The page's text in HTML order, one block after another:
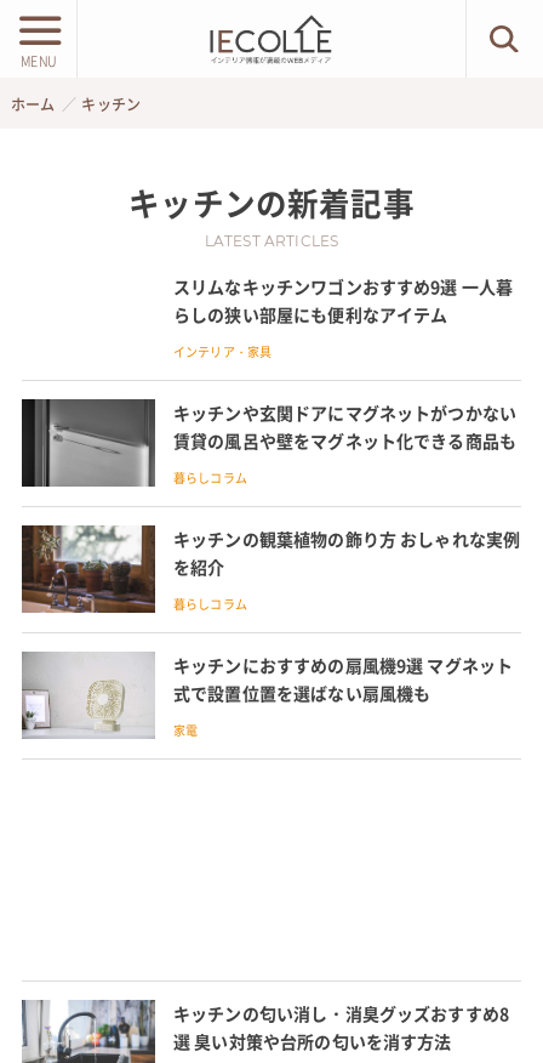
MENU
ホーム キッチン
キッチンの新着記事
LATEST ARTICLES
スリムなキッチンワゴンおすすめ9選 一人暮
らしの狭い部屋にも便利なアイテム
インテリア・家具
キッチンや玄関ドアにマグネットがつかない
賃貸の風呂や壁をマグネット化できる商品も
暮らしコラム
キッチンの観葉植物の飾り方 おしゃれな実例
を紹介
暮らしコラム
キッチンにおすすめの扇風機9選 マグネット
式で設置位置を選ばない扇風機も
家電
キッチンの匂い消し・消臭グッズおすすめ8
選 臭い対策や台所の匂いを消す方法